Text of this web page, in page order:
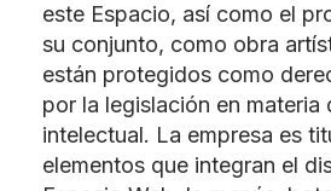
este Espacio, así como el
su conjunto, como obra
están protegidos como
por la legislación en materia
intelectual. La empresa es
elementos que integran el